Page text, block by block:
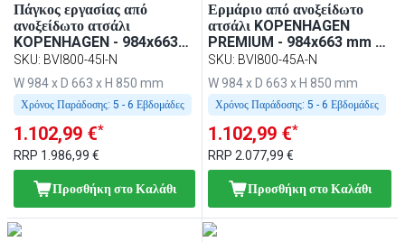
Πάγκος εργασίας από
ανοξείδωτο ατσάλι
KOPENHAGEN - 984x663
mm - πάσο
SKU: BVI800-45I-N
W 984 x D 663 x H 850 mm
Χρόνος Παράδοσης: 5 - 6 Εβδομάδες
1.102,99 €*
RRP 1.986,99 €
Προσθήκη στο Καλάθι
Ερμάριο από ανοξείδωτο
ατσάλι KOPENHAGEN
PREMIUM - 984x663 mm -
με συρόμενες πόρτες
SKU: BVI800-45A-N
W 984 x D 663 x H 850 mm
Χρόνος Παράδοσης: 5 - 6 Εβδομάδες
1.102,99 €*
RRP2.077,99 €
Προσθήκη στο Καλάθι